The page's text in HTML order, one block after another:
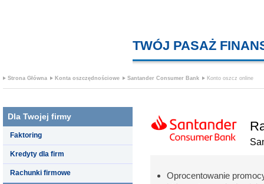
TWÓJ PASAŻ
Strona Główna Konta oszczędnościowe Santander Consumer Bank Konto oszcz online
Dla Twojej firmy
Faktoring
Kredyty dla firm
Rachunki firmowe
Oprocentowanie